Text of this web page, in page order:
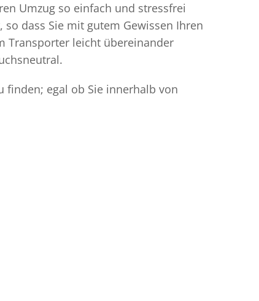
Umzug so einfach und stressfrei
dass Sie mit gutem Gewissen Ihren
Transporter leicht übereinander
finden; egal ob Sie innerhalb von